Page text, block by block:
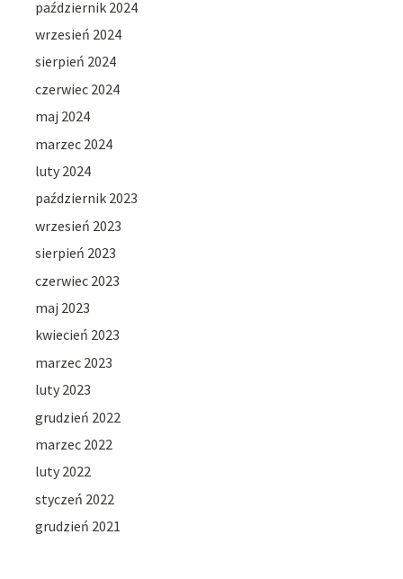
październik 2024
wrzesień 2024
sierpień 2024
czerwiec 2024
maj 2024
marzec 2024
luty 2024
październik 2023
wrzesień 2023
sierpień 2023
czerwiec 2023
maj 2023
kwiecień 2023
marzec 2023
luty 2023
grudzień 2022
marzec 2022
luty 2022
styczeń 2022
grudzień 2021